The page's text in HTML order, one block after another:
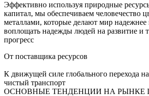
Эффективно используя природные
капитал, мы обеспечиваем человечество
металлами, которые делают мир
воплощать надежды людей на развитие и
прогресс
От поставщика ресурсов
К движущей силе глобального перехода
чистый транспорт
ОСНОВНЫЕ ТЕНДЕНЦИИ НА РЫНКЕ